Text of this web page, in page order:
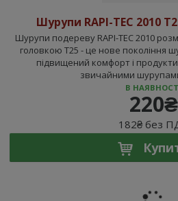
Шурупи RAPI-TEC 2010
Шурупи подереву RAPI-TEC 2010
головкою T25 - це нове покоління
підвищений комфорт і
звичайними
В
220₴
182₴ без